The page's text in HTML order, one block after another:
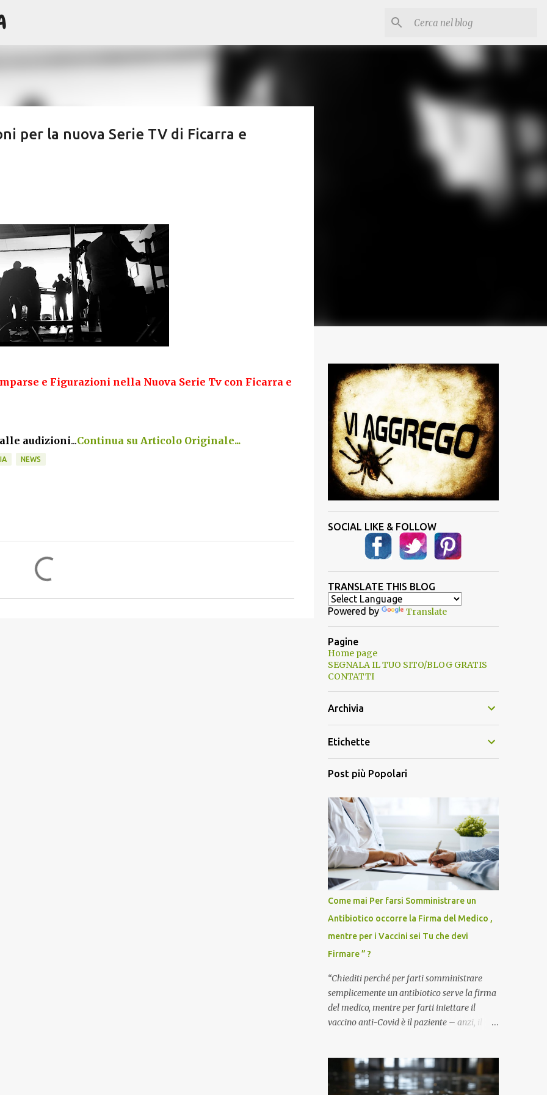
per la nuova Serie TV di Ficarra e
e Figurazioni nella Nuova Serie Tv con Ficarra e
audizioni...Continua su Articolo Originale...
NEWS
SOCIAL LIKE & FOLLOW
TRANSLATE THIS BLOG
Powered by Translate
Pagine
Home page
SEGNALA IL TUO SITO/BLOG GRATIS
CONTATTI
Archivia
Etichette
Post più Popolari
Come mai Per farsi Somministrare un
Antibiotico occorre la Firma del Medico ,
mentre per i Vaccini sei Tu che devi
Firmare ” ?
“Chiediti perché per farti somministrare
semplicemente un antibiotico serve la firma
del medico, mentre per farti iniettare il
vaccino anti-Covid è il paziente – anzi, il
domanda tanto semplice quanto devastante
quella posta dal dottor Andrea Stramezzi,